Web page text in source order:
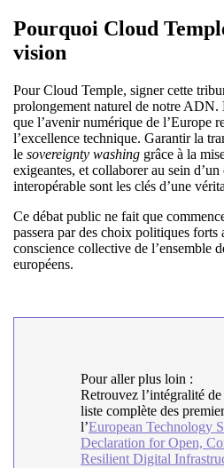
Pourquoi Cloud
vision
Pour Cloud Temple, signer cette
prolongement naturel de notre ADN.
que l’avenir numérique de l’Europe
l’excellence technique. Garantir la
le sovereignty washing grâce à la
exigeantes, et collaborer au sein
interopérable sont les clés d’une
Ce débat public ne fait que
passera par des choix politiques forts
conscience collective de l’ensemble
européens.
Pour aller plus loin :
Retrouvez l’intégralité
liste complète des
l’European Technology
Declaration for Open,
Resilient Digital